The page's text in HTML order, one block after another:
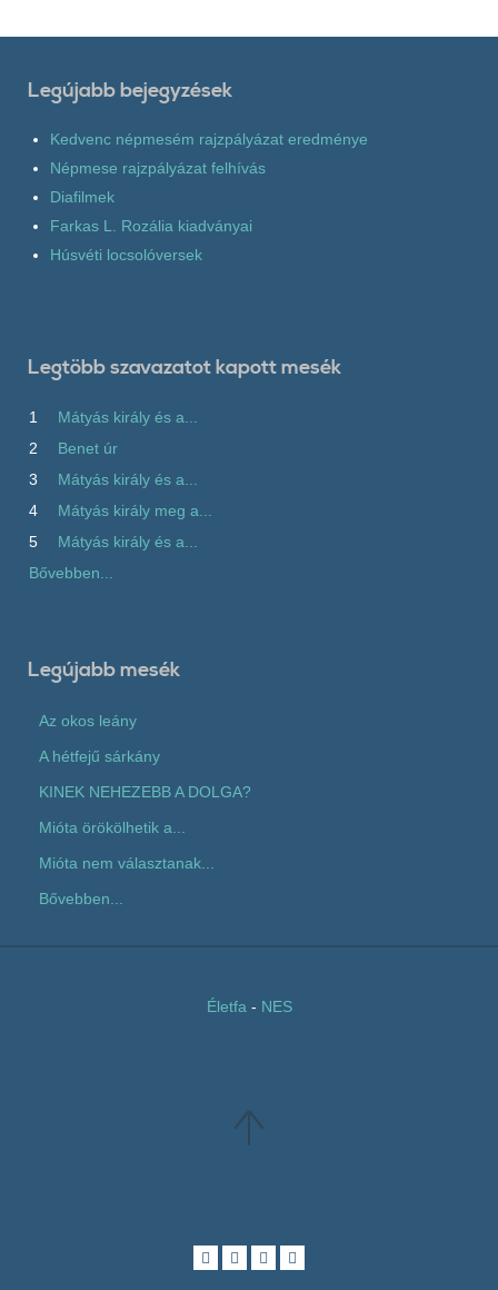
Legújabb bejegyzések
Kedvenc népmesém rajzpályázat eredménye
Népmese rajzpályázat felhívás
Diafilmek
Farkas L. Rozália kiadványai
Húsvéti locsolóversek
Legtöbb szavazatot kapott mesék
1
Mátyás király és a...
2
Benet úr
3
Mátyás király és a...
4
Mátyás király meg a...
5
Mátyás király és a...
Bővebben...
Legújabb mesék
Az okos leány
A hétfejű sárkány
KINEK NEHEZEBB A DOLGA?
Mióta örökölhetik a...
Mióta nem választanak...
Bővebben...
Életfa - NES